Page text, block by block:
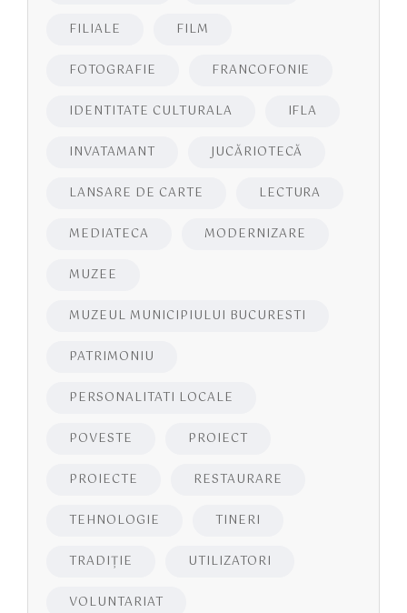
FILIALE FILM
FOTOGRAFIE FRANCOFONIE
IDENTITATE CULTURALA IFLA
INVATAMANT JUCĂRIOTECĂ
LANSARE DE CARTE LECTURA
MEDIATECA MODERNIZARE
MUZEE
MUZEUL MUNICIPIULUI BUCURESTI
PATRIMONIU
PERSONALITATI LOCALE
POVESTE PROIECT
PROIECTE RESTAURARE
TEHNOLOGIE TINERI
TRADIȚIE UTILIZATORI
VOLUNTARIAT